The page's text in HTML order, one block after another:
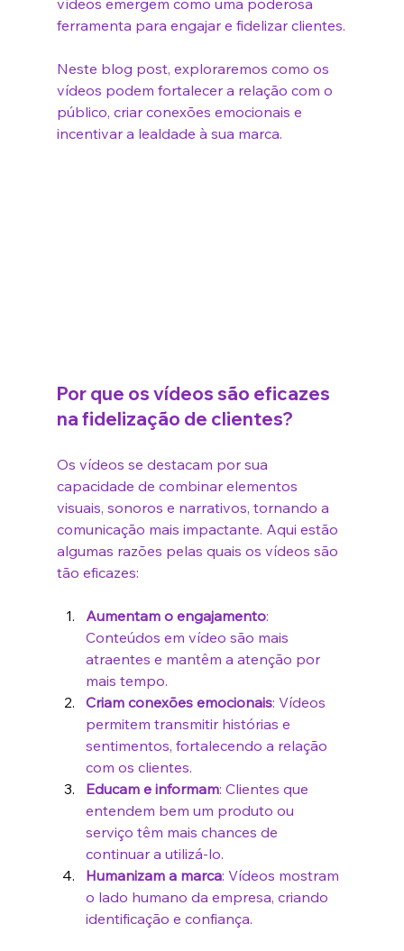
vídeos emergem como uma poderosa
ferramenta para engajar e fidelizar clientes.
Neste blog post, exploraremos como os
vídeos podem fortalecer a relação com o
público, criar conexões emocionais e
incentivar a lealdade à sua marca.
Por que os vídeos são eficazes
na fidelização de clientes?
Os vídeos se destacam por sua
capacidade de combinar elementos
visuais, sonoros e narrativos, tornando a
comunicação mais impactante. Aqui estão
algumas razões pelas quais os vídeos são
tão eficazes:
Aumentam o engajamento:
Conteúdos em vídeo são mais
atraentes e mantêm a atenção por
mais tempo.
Criam conexões emocionais: Vídeos
permitem transmitir histórias e
sentimentos, fortalecendo a relação
com os clientes.
Educam e informam: Clientes que
entendem bem um produto ou
serviço têm mais chances de
continuar a utilizá-lo.
Humanizam a marca: Vídeos mostram
o lado humano da empresa, criando
identificação e confiança.